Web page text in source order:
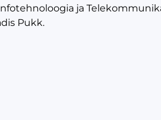
ja
Pukk.